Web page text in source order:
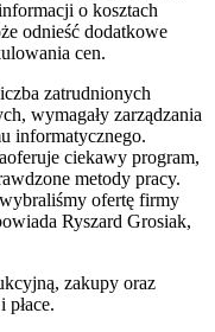
o kosztach
odnieść dodatkowe
cen.
zatrudnionych
wymagały zarządzania
informatycznego.
ciekawy program,
metody pracy.
ofertę firmy
Ryszard Grosiak,
zakupy oraz
płace.